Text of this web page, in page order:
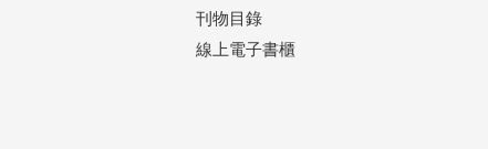
刊物目錄
線上電子書櫃